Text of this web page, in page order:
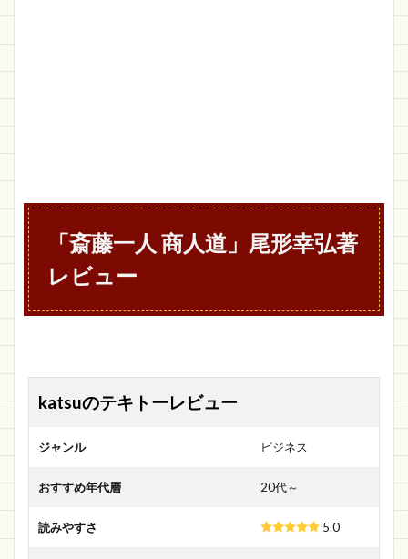
「斎藤一人 商人道」尾形幸弘著
レビュー
katsuのテキトーレビュー
ジャンル ビジネス
おすすめ年代層 20代～
読みやすさ 5.0